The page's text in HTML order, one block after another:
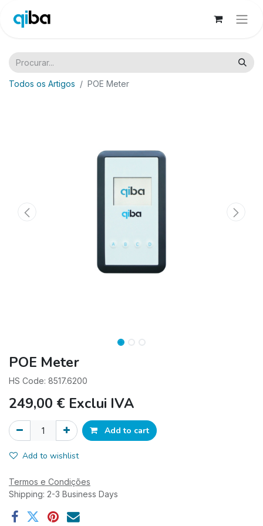
Todos os Artigos POE Meter
POE Meter
HS Code: 8517.6200
249,00 € Exclui IVA
Add to cart
Add to wishlist
Termos e Condições
Shipping: 2-3 Business Days